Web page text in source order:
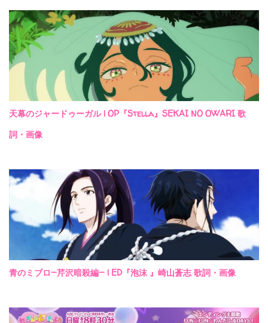
天幕のジャードゥーガル | OP『Stella』SEKAI NO OWARI 歌
詞・画像
青のミブロ—芹沢暗殺編— | ED『泡沫 』崎山蒼志 歌詞・画像